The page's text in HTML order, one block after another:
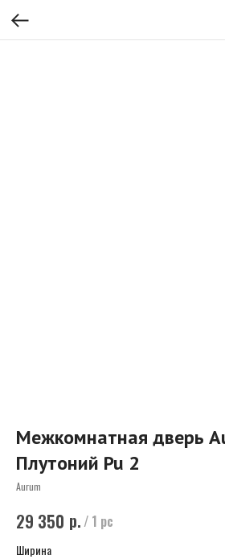
Межкомнатная дверь
Плутоний Pu 2
Aurum
29 350 р. / 1 pc
Ширина